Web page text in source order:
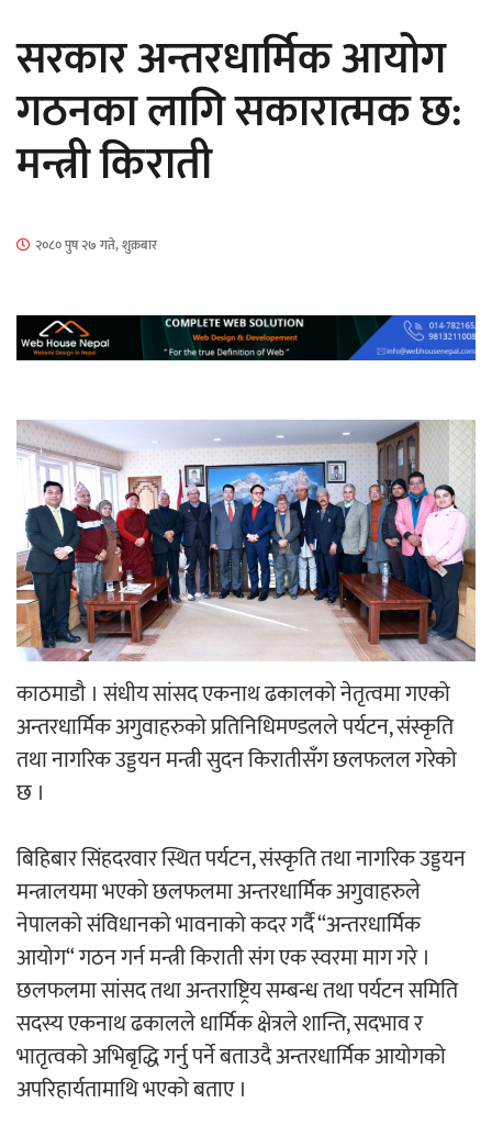
माताकाे नाममा गलत गतिविधि गर्ने थापा प्रहरी
नेपालगञ्जमा पर्खाल भत्किँदा दुई मजदुरको मृत्यु
‘ईयुमा डट कम’ले बुधबारदेखि आफ्नो
औपचारिक सेवा सञ्चालनमा
हलमा छैन ‘गौँथली’को टिकट
‘आइतबारको अफिस’ को परिचर्चा सम्पन्न
अर्जुन चन्द्रको ‘संवेदनाका प्रतिध्वनि’
मुक्तकसङ्ग्रह लोकार्पण
सरकार अन्तरधार्मिक आयोग
गठनका लागि सकारात्मक छ:
मन्त्री किराती
२०८० पुष २७ गते, शुक्रबार
काठमाडौ । संधीय सांसद एकनाथ ढकालको नेतृत्वमा गएको
अन्तरधार्मिक अगुवाहरुको प्रतिनिधिमण्डलले पर्यटन, संस्कृति
तथा नागरिक उड्डयन मन्त्री सुदन किरातीसँग छलफलल गरेको
छ ।
बिहिबार सिंहदरवार स्थित पर्यटन, संस्कृति तथा नागरिक उड्डयन
मन्त्रालयमा भएको छलफलमा अन्तरधार्मिक अगुवाहरुले
नेपालको संविधानको भावनाको कदर गर्दै “अन्तरधार्मिक
आयोग“ गठन गर्न मन्त्री किराती संग एक स्वरमा माग गरे ।
छलफलमा सांसद तथा अन्तराष्ट्रिय सम्बन्ध तथा पर्यटन समिति
सदस्य एकनाथ ढकालले धार्मिक क्षेत्रले शान्ति, सदभाव र
भातृत्वको अभिबृद्धि गर्नु पर्ने बताउदै अन्तरधार्मिक आयोगको
अपरिहार्यतामाथि भएको बताए ।